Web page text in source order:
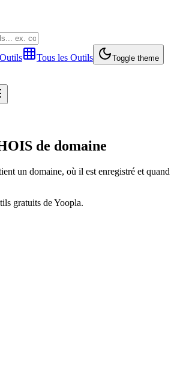
Tous les Outils Toggle theme
de domaine
un domaine, où il est enregistré et quand
gratuits de Yoopla.